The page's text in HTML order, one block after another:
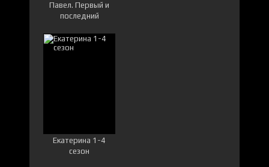
Павел. Первый и
последний
Екатерина 1-4
сезон